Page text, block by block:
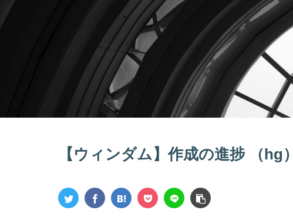
【ウィンダム】作成の進捗 （hg）